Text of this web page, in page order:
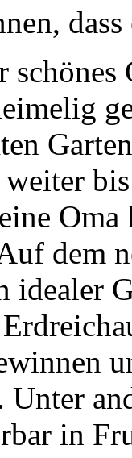
dem
idealer
Unter
in